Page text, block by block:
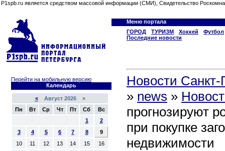
P1spb.ru является средством массовой информации (СМИ), Свидетельство
Меню портала
ГОРОД
ТУРИЗМ Хоккей
Футбол
Последние новости
Перейти на мобильную версию
Календарь
«Август 2026 »
Пн
Вт Ср Чт Пт Сб
Вс
1
2
3
4 5 6 7 8
9
10
11 12 13 14 15
16
Новости Санкт-
» news »
прогнозируют
при покупке
недвижимости